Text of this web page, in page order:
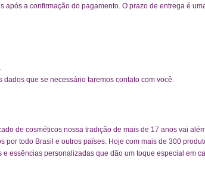
a confirmação do pagamento. O prazo de entrega é
que se necessário faremos contato com você.
de cosméticos nossa tradição de mais de 17 anos vai
todo Brasil e outros países. Hoje com mais de 300
essências personalizadas que dão um toque especial em